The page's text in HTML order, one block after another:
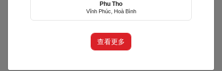
Tiệm Hoa Là Bé
phường Diên Hồng, TP Hồ Chí Minh
Phu Tho
Vĩnh Phúc, Hoà Bình
查看更多